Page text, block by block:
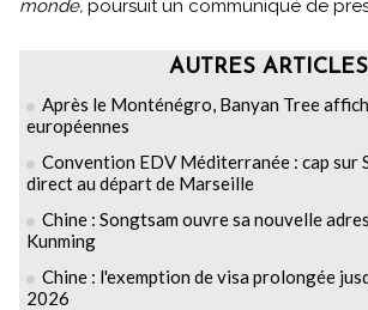
monde, poursuit un communiqué de
AUTRES ARTICLES
Après le Monténégro, Banyan Tree
européennes
Convention EDV Méditerranée : cap sur
direct au départ de Marseille
Chine : Songtsam ouvre sa nouvelle
Kunming
Chine : l'exemption de visa prolongée
2026